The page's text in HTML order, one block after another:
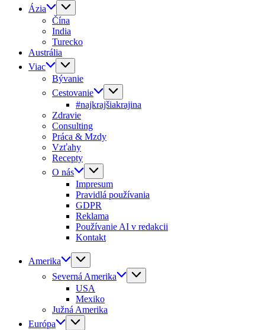
Ázia
Čína
India
Turecko
Austrália
Viac
Bývanie
Cestovanie
#najkrajšiakrajina
Zdravie
Consulting
Práca & Mzdy
Vzťahy
Recepty
O nás
Impresum
Pravidlá používania
GDPR
Reklama
Používanie AI v redakcii
Kontakt
Amerika
Severná Amerika
USA
Mexiko
Južná Amerika
Európa